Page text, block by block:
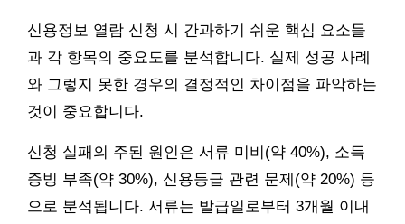
신용정보 열람 신청 시 간과하기 쉬운 핵심 요소들
과 각 항목의 중요도를 분석합니다. 실제 성공 사례
와 그렇지 못한 경우의 결정적인 차이점을 파악하는
것이 중요합니다.
신청 실패의 주된 원인은 서류 미비(약 40%), 소득
증빙 부족(약 30%), 신용등급 관련 문제(약 20%) 등
으로 분석됩니다. 서류는 발급일로부터 3개월 이내